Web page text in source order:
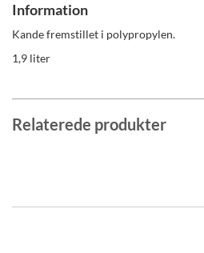
Information
Kande fremstillet i polypropylen.
1,9 liter
Relaterede produkter